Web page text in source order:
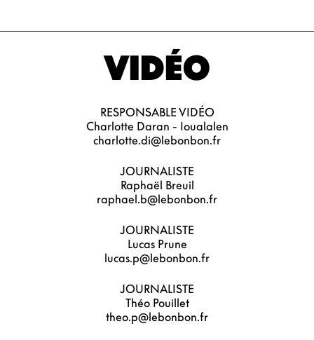
VIDÉO
RESPONSABLE VIDÉO
Charlotte Daran - Ioualalen
charlotte.di@lebonbon.fr
JOURNALISTE
Raphaël Breuil
raphael.b@lebonbon.fr
JOURNALISTE
Lucas Prune
lucas.p@lebonbon.fr
JOURNALISTE
Théo Pouillet
theo.p@lebonbon.fr